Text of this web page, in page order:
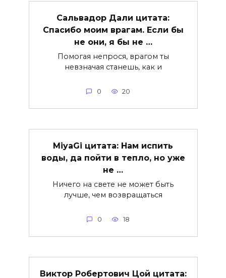
Сальвадор Дали цитата:
Спасибо моим врагам. Если бы
не они, я бы не …
Помогая непрося, врагом ты
невзначая станешь, как и
0 20
MiyaGi цитата: Нам испить
воды, да пойти в тепло, но уже
не …
Ничего на свете не может быть
лучше, чем возвращаться
0 18
Виктор Робертович Цой цитата: